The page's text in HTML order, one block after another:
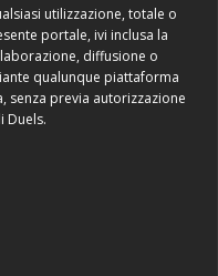
utilizzazione, totale o
portale, ivi inclusa la
diffusione o
qualunque piattaforma
senza previa autorizzazione
Duels.